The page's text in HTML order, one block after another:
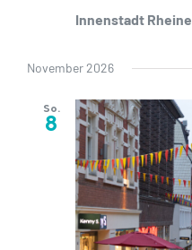
Innenstadt Rheine
November 2026
So.
8